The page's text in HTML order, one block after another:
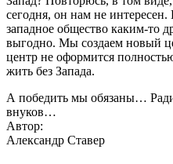
сегодня, он нам не
западное общество каким-то
выгодно. Мы создаем новый
центр не оформится
жить без Запада.
А победить мы обязаны…
внуков…
Автор:
Александр Ставер